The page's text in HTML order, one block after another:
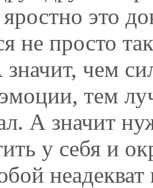
это
не просто
чем
тем
А значит
у себя и
неадекват